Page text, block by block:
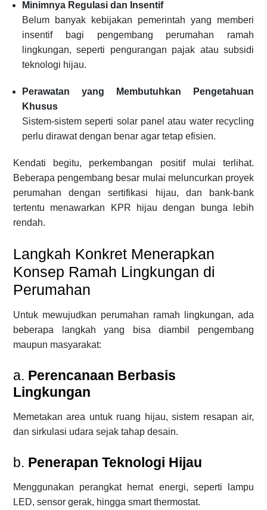
Minimnya Regulasi dan Insentif
Belum banyak kebijakan pemerintah yang memberi
insentif bagi pengembang perumahan ramah
lingkungan, seperti pengurangan pajak atau subsidi
teknologi hijau.
Perawatan yang Membutuhkan Pengetahuan
Khusus
Sistem-sistem seperti solar panel atau water recycling
perlu dirawat dengan benar agar tetap efisien.
Kendati begitu, perkembangan positif mulai terlihat.
Beberapa pengembang besar mulai meluncurkan proyek
perumahan dengan sertifikasi hijau, dan bank-bank
tertentu menawarkan KPR hijau dengan bunga lebih
rendah.
Langkah Konkret Menerapkan
Konsep Ramah Lingkungan di
Perumahan
Untuk mewujudkan perumahan ramah lingkungan, ada
beberapa langkah yang bisa diambil pengembang
maupun masyarakat:
a. Perencanaan Berbasis
Lingkungan
Memetakan area untuk ruang hijau, sistem resapan air,
dan sirkulasi udara sejak tahap desain.
b. Penerapan Teknologi Hijau
Menggunakan perangkat hemat energi, seperti lampu
LED, sensor gerak, hingga smart thermostat.